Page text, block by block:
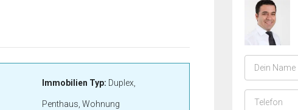
Immobilien Typ: Duplex,
Penthaus, Wohnung